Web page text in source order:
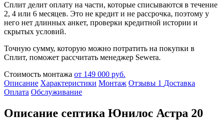
Сплит делит оплату на части, которые списываются в течение
2, 4 или 6 месяцев. Это не кредит и не рассрочка, поэтому у
него нет длинных анкет, проверки кредитной истории и
скрытых условий.
Точную сумму, которую можно потратить на покупки в
Сплит, поможет рассчитать менеджер Sewera.
Стоимость монтажа от 149 000 руб.
Описание Характеристики Монтаж Отзывы 1 Доставка
Оплата Обслуживание
Описание септика Юнилос Астра 20